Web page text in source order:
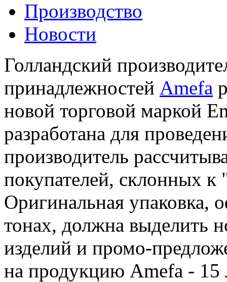
Производство
Новости
Голландский
принадлежностей Amefa
новой торговой маркой
разработана для
производитель
покупателей, склонных
Оригинальная упаковка,
тонах, должна выделить
изделий и промо-
на продукцию Amefa - 15